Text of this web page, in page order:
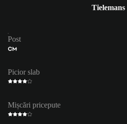
Tielemans
Post
CM
Picior slab
Mișcări pricepute